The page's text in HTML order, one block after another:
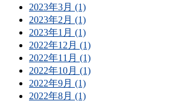
2023年3月 (1)
2023年2月 (1)
2023年1月 (1)
2022年12月 (1)
2022年11月 (1)
2022年10月 (1)
2022年9月 (1)
2022年8月 (1)